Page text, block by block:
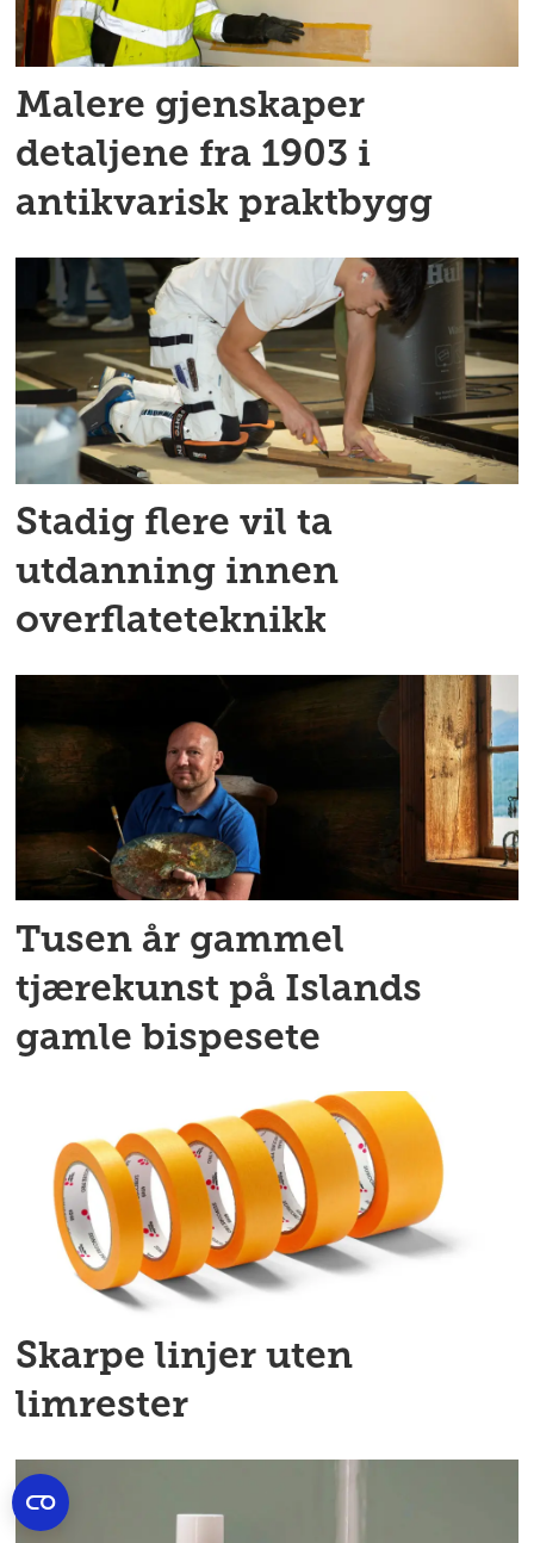
Malere gjenskaper
detaljene fra 1903 i
antikvarisk praktbygg
Stadig flere vil ta
utdanning innen
overflateteknikk
Tusen år gammel
tjærekunst på Islands
gamle bispesete
Skarpe linjer uten
limrester